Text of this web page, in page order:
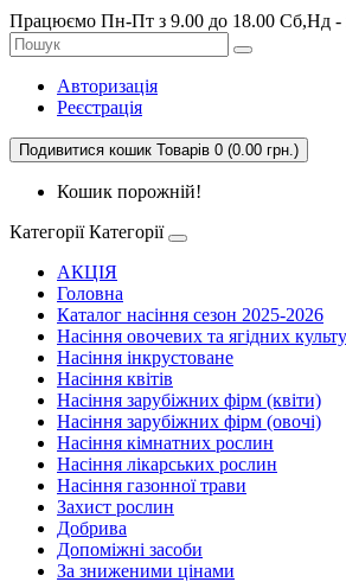
Працюємо Пн-Пт з 9.00 до 18.00 Сб,Нд -
Авторизація
Реєстрація
Подивитися кошик Товарів 0 (0.00 грн.)
Кошик порожній!
Категорії Категорії
АКЦІЯ
Головна
Каталог насіння сезон 2025-2026
Насіння овочевих та ягідних
Насіння інкрустоване
Насіння квітів
Насіння зарубіжних фірм (квіти)
Насіння зарубіжних фірм (овочі)
Насіння кімнатних рослин
Насіння лікарських рослин
Насіння газонної трави
Захист рослин
Добрива
Допоміжні засоби
За зниженими цінами